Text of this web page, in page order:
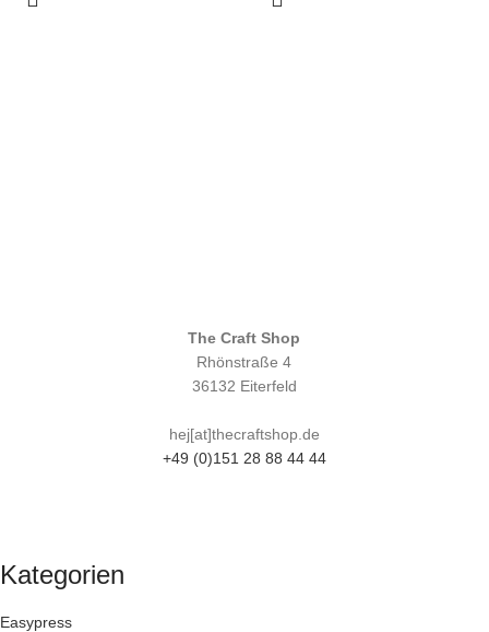
The Craft Shop
Rhönstraße 4
36132 Eiterfeld
hej[at]thecraftshop.de
+49 (0)151 28 88 44 44
Kategorien
Easypress